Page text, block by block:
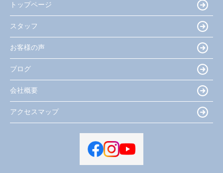
トップページ
スタッフ
お客様の声
ブログ
会社概要
アクセスマップ